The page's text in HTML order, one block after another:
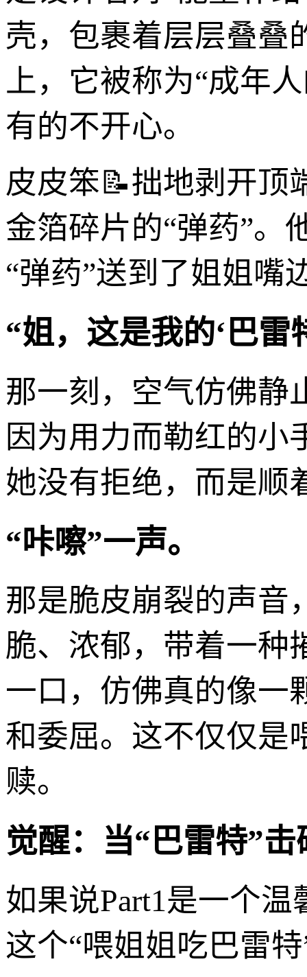
壳，包裹着层层叠叠
上，它被称为“成年
有的不开心。
皮皮笨📝拙地剥开顶
金箔碎片的“弹药”。
“弹药”送到了姐姐嘴
“姐，这是我的‘巴雷
那一刻，空气仿佛静
因为用力而勒红的小
她没有拒绝，而是顺
“咔嚓”一声。
那是脆皮崩裂的声音
脆、浓郁，带着一种
一口，仿佛真的像一
和委屈。这不仅仅是
赎。
觉醒：当“巴雷特”
如果说Part1是一个
这个“喂姐姐吃巴雷